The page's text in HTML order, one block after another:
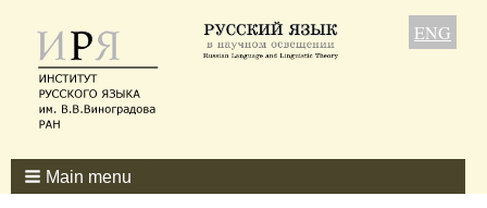
ENG
Main menu